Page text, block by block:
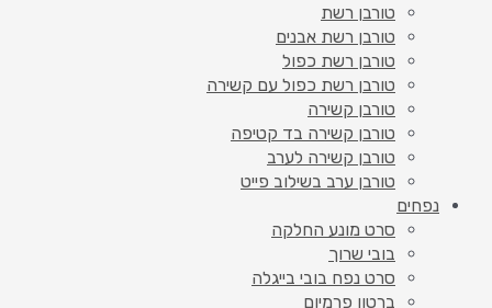
טורבן רשת
טורבן רשת אבנים
טורבן רשת כפול
טורבן רשת כפול עם קשירה
טורבן קשירה
טורבן קשירה בד קטיפה
טורבן קשירה לערב
טורבן ערב בשילוב פייט
נפחים
סרט מונע החלקה
בובי שרוך
סרט נפח בובי בייגלה
ברטון פרמיום